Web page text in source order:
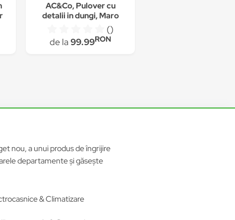
AC&Co, Pulover cu
detalii in dungi, Maro
camel/Bleumarin
()
de la99.99RON
nou, a unui produs de îngrijire
departamente și găsește
& Climatizare